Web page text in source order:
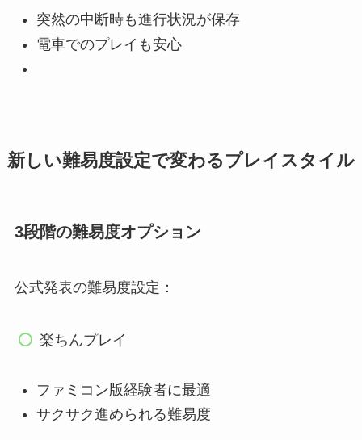
突然の中断時も進行状況が保存
電車でのプレイも安心
新しい難易度設定で変わるプレイスタイル
3段階の難易度オプション
公式発表の難易度設定：
楽ちんプレイ
ファミコン版経験者に最適
サクサク進められる難易度